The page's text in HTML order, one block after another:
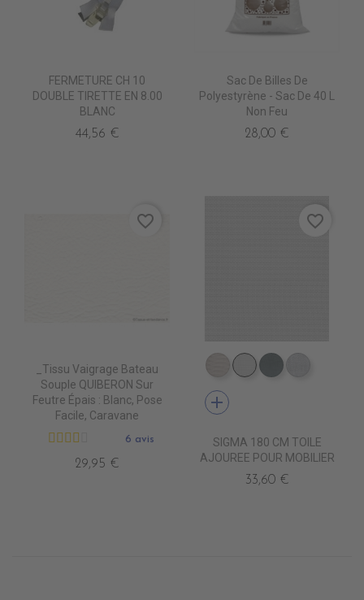
FERMETURE CH 10
DOUBLE TIRETTE EN 8.00
BLANC
44,56 €
Sac De Billes De
Polyestyrène - Sac De 40 L
Non Feu
28,00 €
_Tissu Vaigrage Bateau
Souple QUIBERON Sur
Feutre Épais : Blanc, Pose
Facile, Caravane
6 avis
29,95 €
favorite_border
DB0209 QUELCY
DB5001 BLANC
DB5003 ACIER
add
SIGMA 180 CM TOILE
AJOUREE POUR MOBILIER
33,60 €
favorite_border